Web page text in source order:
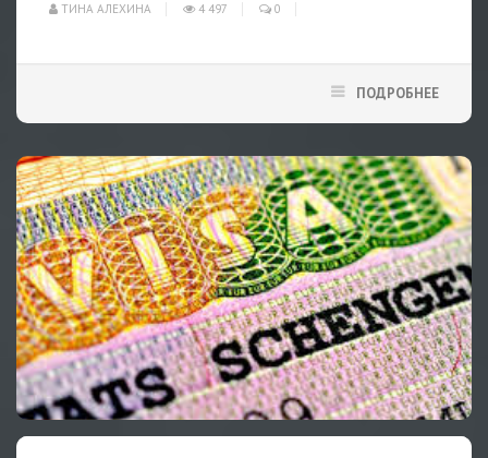
ТИНА АЛЕХИНА
4 497 0
ПОДРОБНЕЕ